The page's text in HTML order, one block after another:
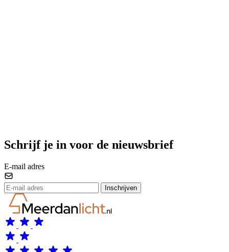
Schrijf je in voor de nieuwsbrief
E-mail adres
Inschrijven